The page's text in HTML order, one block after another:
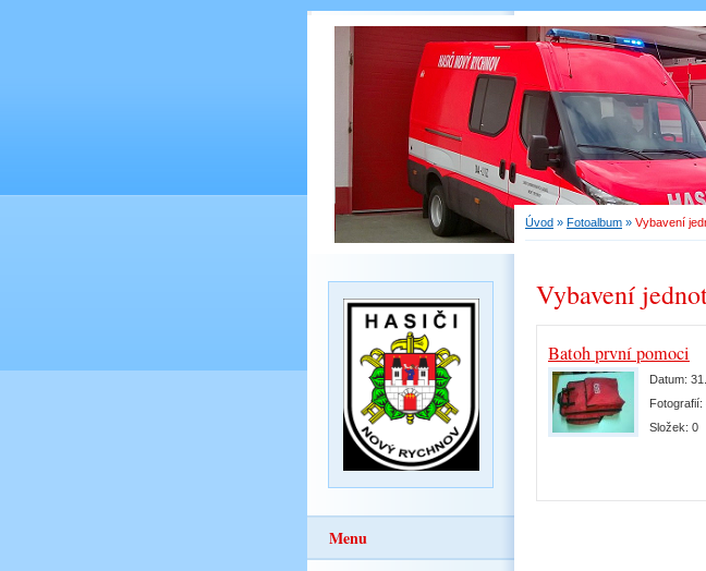
Úvod » Fotoalbum » Vybavení
Vybavení
Batoh první pomoci
Datum:
Fotografií:
Složek: 0
Menu